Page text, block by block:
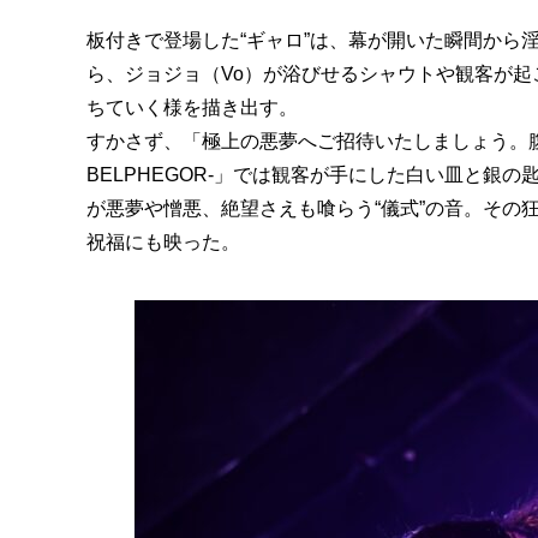
板付きで登場した“ギャロ”は、幕が開いた瞬間か
ら、ジョジョ（Vo）が浴びせるシャウトや観客が
ちていく様を描き出す。
すかさず、「極上の悪夢へご招待いたしましょう
BELPHEGOR-」では観客が手にした白い皿と銀の
が悪夢や憎悪、絶望さえも喰らう“儀式”の音。その
祝福にも映った。